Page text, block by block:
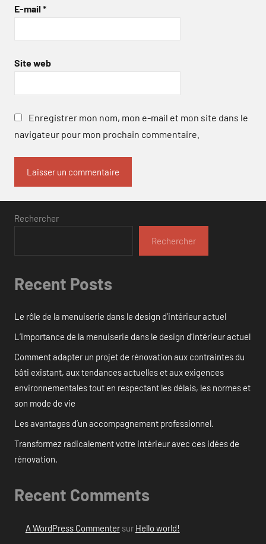
E-mail *
Site web
Enregistrer mon nom, mon e-mail et mon site dans le
navigateur pour mon prochain commentaire.
Rechercher
Rechercher
Recent Posts
Le rôle de la menuiserie dans le design d’intérieur actuel
L’importance de la menuiserie dans le design d’intérieur actuel
Comment adapter un projet de rénovation aux contraintes du
bâti existant, aux tendances actuelles et aux exigences
environnementales tout en respectant les délais, les normes et
son mode de vie
Les avantages d’un accompagnement professionnel.
Transformez radicalement votre intérieur avec ces idées de
rénovation.
Recent Comments
A WordPress Commentersur Hello world!